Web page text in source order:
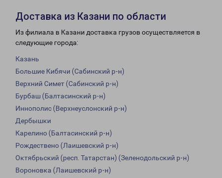
Доставка из Казани по области
Из филиала в Казани доставка грузов осуществляется в
следующие города:
Казань
Большие Кибячи (Сабинский р-н)
Верхний Симет (Сабинский р-н)
Бурбаш (Балтасинский р-н)
Иннополис (Верхнеуслонский р-н)
Дербышки
Карелино (Балтасинский р-н)
Рождествено (Лаишевский р-н)
Октябрьский (респ. Татарстан) (Зеленодольский р-н)
Вороновка (Лаишевский р-н)